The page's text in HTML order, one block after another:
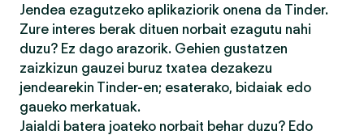
Jendea ezagutzeko aplikaziorik onena da Tinder.
Zure interes berak dituen norbait ezagutu nahi
duzu? Ez dago arazorik. Gehien gustatzen
zaizkizun gauzei buruz txatea dezakezu
jendearekin Tinder-en; esaterako, bidaiak edo
gaueko merkatuak.
Jaialdi batera joateko norbait behar duzu? Edo